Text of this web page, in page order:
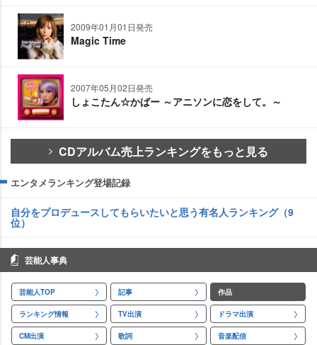
2009年01月01日発売
Magic Time
2007年05月02日発売
しょこたん☆かばー ～アニソンに恋をして。～
CDアルバム売上ランキングをもっと見る
エンタメランキング登場記録
自分をプロデュースしてもらいたいと思う有名人ランキング（9
位）
芸能人事典
芸能人TOP 記事 作品
ランキング情報 TV出演 ドラマ出演
CM出演 歌詞 音楽配信